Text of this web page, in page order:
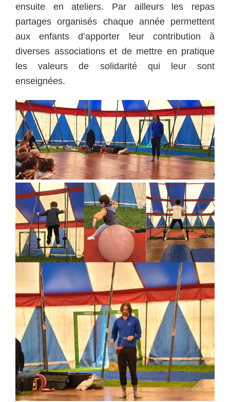
ensuite en ateliers. Par ailleurs les repas
partages organisés chaque année permettent
aux enfants d’apporter leur contribution à
diverses associations et de mettre en pratique
les valeurs de solidarité qui leur sont
enseignées.